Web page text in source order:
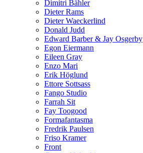
Dimitri Bähler
Dieter Rams
Dieter Waeckerlind
Donald Judd
Edward Barber & Jay Osgerby
Egon Eiermann
Eileen Gray
Enzo Mari
Erik Höglund
Ettore Sottsass
Fango Studio
Farrah Sit
Fay Toogood
Formafantasma
Fredrik Paulsen
Friso Kramer
Front